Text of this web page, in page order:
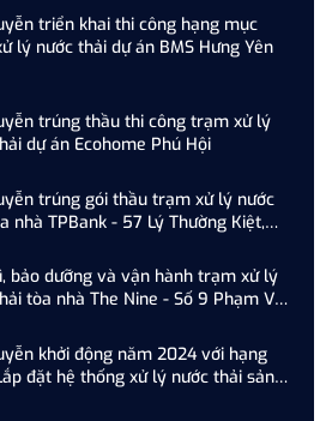
triển khai thi công hạng mục
lý nước thải dự án BMS Hưng Yên
trúng thầu thi công trạm xử lý
dự án Ecohome Phú Hội
trúng gói thầu trạm xử lý nước
nhà TPBank - 57 Lý Thường Kiệt,
bảo dưỡng và vận hành trạm xử lý
tòa nhà The Nine - Số 9 Phạm Văn
khởi động năm 2024 với hạng
đặt hệ thống xử lý nước thải sản